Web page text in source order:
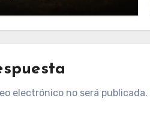
electrónico no será publicada.